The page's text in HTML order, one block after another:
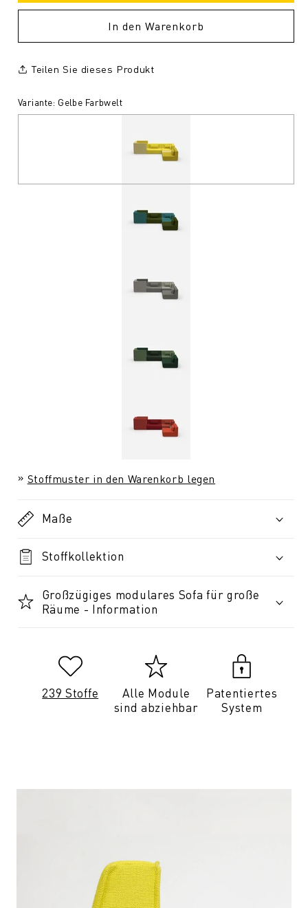
In den Warenkorb
Teilen Sie dieses Produkt
Variante: Gelbe Farbwelt
Stoffmuster in den Warenkorb legen
Maße
Stoffkollektion
Großzügiges modulares Sofa für große
Räume - Information
239 Stoffe
Alle Module
sind abziehbar
Patentiertes
System